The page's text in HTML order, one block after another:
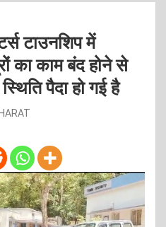
टाउनशिप में
का काम बंद होने से
पैदा हो गई है